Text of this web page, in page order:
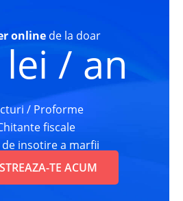
online de la doar
/ an
/ Proforme
fiscale
insotire a marfii
TE ACUM